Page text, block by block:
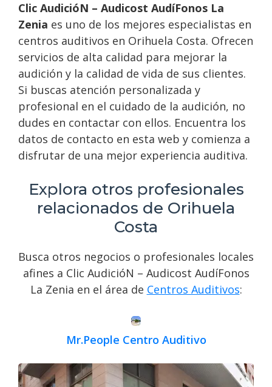
Clic AudicióN – Audicost AudíFonos La
Zenia es uno de los mejores especialistas en
centros auditivos en Orihuela Costa. Ofrecen
servicios de alta calidad para mejorar la
audición y la calidad de vida de sus clientes.
Si buscas atención personalizada y
profesional en el cuidado de la audición, no
dudes en contactar con ellos. Encuentra los
datos de contacto en esta web y comienza a
disfrutar de una mejor experiencia auditiva.
Explora otros profesionales
relacionados de Orihuela
Costa
Busca otros negocios o profesionales locales
afines a Clic AudicióN – Audicost AudíFonos
La Zenia en el área de Centros Auditivos:
Mr.People Centro Auditivo